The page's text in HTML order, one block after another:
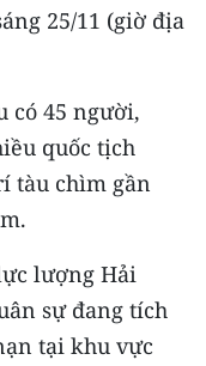
25/11 (giờ địa
có 45 người,
quốc tịch
tàu chìm gần
lượng Hải
sự đang tích
tại khu vực